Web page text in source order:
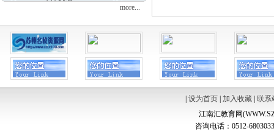
more...
设为首页| 加入收藏| 联系
江南汇教育网
咨询电话：0512-